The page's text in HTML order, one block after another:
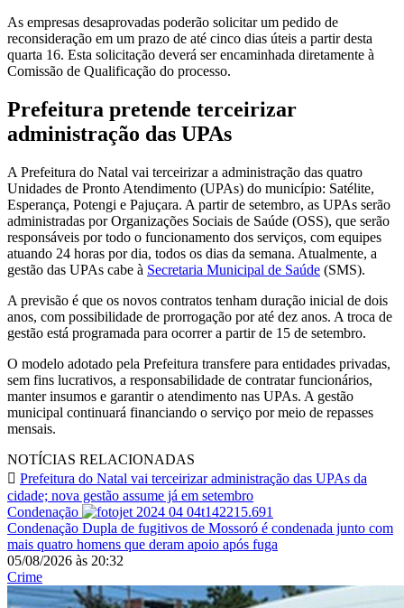
As empresas desaprovadas poderão solicitar um pedido de
reconsideração em um prazo de até cinco dias úteis a partir desta
quarta 16. Esta solicitação deverá ser encaminhada diretamente à
Comissão de Qualificação do processo.
Prefeitura pretende terceirizar
administração das UPAs
A Prefeitura do Natal vai terceirizar a administração das quatro
Unidades de Pronto Atendimento (UPAs) do município: Satélite,
Esperança, Potengi e Pajuçara. A partir de setembro, as UPAs serão
administradas por Organizações Sociais de Saúde (OSS), que serão
responsáveis por todo o funcionamento dos serviços, com equipes
atuando 24 horas por dia, todos os dias da semana. Atualmente, a
gestão das UPAs cabe à Secretaria Municipal de Saúde (SMS).
A previsão é que os novos contratos tenham duração inicial de dois
anos, com possibilidade de prorrogação por até dez anos. A troca de
gestão está programada para ocorrer a partir de 15 de setembro.
O modelo adotado pela Prefeitura transfere para entidades privadas,
sem fins lucrativos, a responsabilidade de contratar funcionários,
manter insumos e garantir o atendimento nas UPAs. A gestão
municipal continuará financiando o serviço por meio de repasses
mensais.
NOTÍCIAS RELACIONADAS
Prefeitura do Natal vai terceirizar administração das UPAs da
cidade; nova gestão assume já em setembro
Condenação
Condenação Dupla de fugitivos de Mossoró é condenada junto com
mais quatro homens que deram apoio após fuga
05/08/2026 às 20:32
Crime